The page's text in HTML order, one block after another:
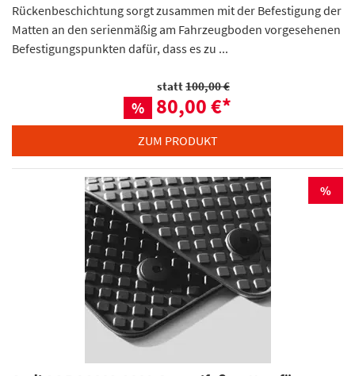
Rückenbeschichtung sorgt zusammen mit der Befestigung der
Matten an den serienmäßig am Fahrzeugboden vorgesehenen
Befestigungspunkten dafür, dass es zu ...
statt100,00 €
% 80,00 €*
ZUM PRODUKT
%